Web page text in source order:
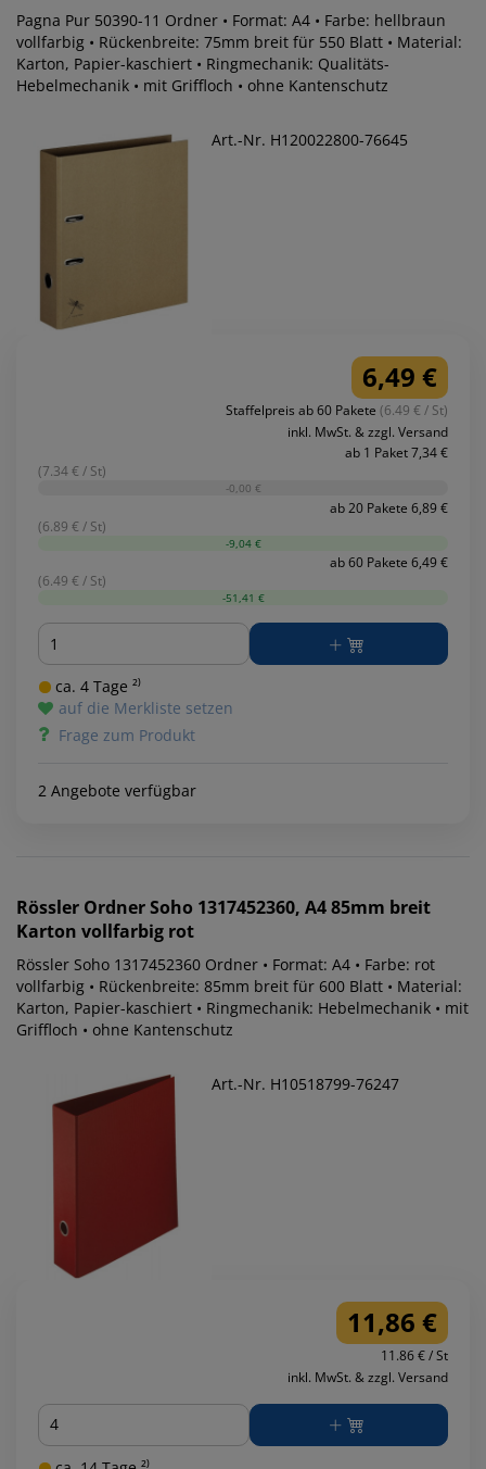
Pagna Pur 50390-11 Ordner • Format: A4 • Farbe: hellbraun
vollfarbig • Rückenbreite: 75mm breit für 550 Blatt • Material:
Karton, Papier-kaschiert • Ringmechanik: Qualitäts-
Hebelmechanik • mit Griffloch • ohne Kantenschutz
Art.-Nr. H120022800-76645
6,49 €
Staffelpreis ab 60 Pakete (6.49 € / St)
inkl. MwSt. & zzgl. Versand
ab 1 Paket 7,34 €
(7.34 € / St)
-0,00 €
ab 20 Pakete 6,89 €
(6.89 € / St)
-9,04 €
ab 60 Pakete 6,49 €
(6.49 € / St)
-51,41 €
Menge
ca. 4 Tage ²⁾
auf die Merkliste setzen
Frage zum Produkt
2 Angebote verfügbar
Rössler Ordner Soho 1317452360, A4 85mm breit
Karton vollfarbig rot
Rössler Soho 1317452360 Ordner • Format: A4 • Farbe: rot
vollfarbig • Rückenbreite: 85mm breit für 600 Blatt • Material:
Karton, Papier-kaschiert • Ringmechanik: Hebelmechanik • mit
Griffloch • ohne Kantenschutz
Art.-Nr. H10518799-76247
11,86 €
11.86 € / St
inkl. MwSt. & zzgl. Versand
Menge